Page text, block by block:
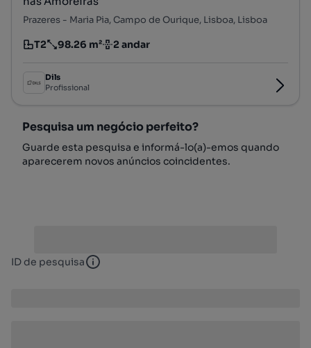
Prazeres - Maria Pia, Campo de Ourique, Lisboa, Lisboa
Tipologia
T2
Preço por metro quadrado
98.26 m²
Andar 2 andar
Dils
Profissional
Pesquisa um negócio perfeito?
Guarde esta pesquisa e informá-lo(a)-emos quando
aparecerem novos anúncios coincidentes.
ID de pesquisa ID de pesquisa